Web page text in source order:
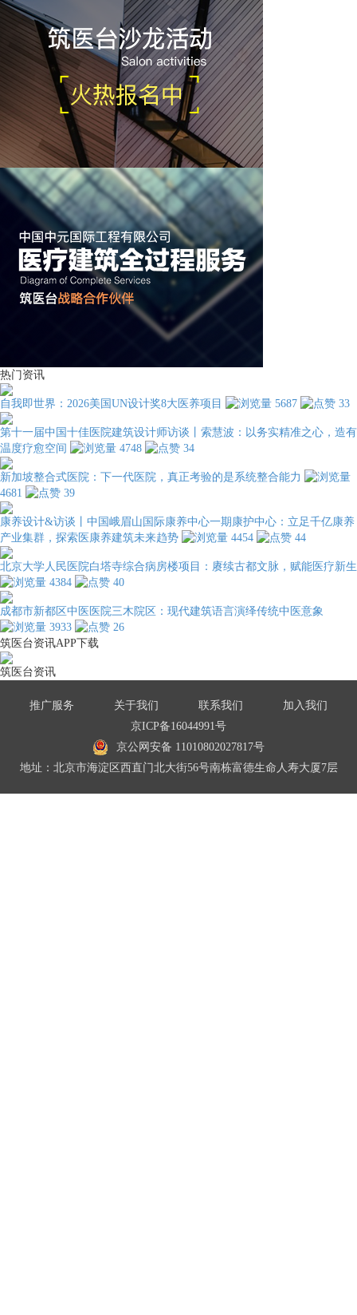
热门资讯
自我即世界：2026美国UN设计奖8大医养项目 5687 33
第十一届中国十佳医院建筑设计师访谈丨索慧波：以务实精准之心，造有
温度疗愈空间
4748 34
新加坡整合式医院：下一代医院，真正考验的是系统整合能力
4681
39
康养设计&访谈丨中国峨眉山国际康养中心一期康护中心：立足千亿康养
产业集群，探索医康养建筑未来趋势
4454 44
北京大学人民医院白塔寺综合病房楼项目：赓续古都文脉，赋能医疗新生
4384
40
成都市新都区中医医院三木院区：现代建筑语言演绎传统中医意象
3933
26
筑医台资讯APP下载
筑医台资讯
推广服务 关于我们 联系我们
加入我们
京ICP备16044991号
京公网安备 11010802027817号
地址：北京市海淀区西直门北大街56号南栋富德生命人寿大厦7层